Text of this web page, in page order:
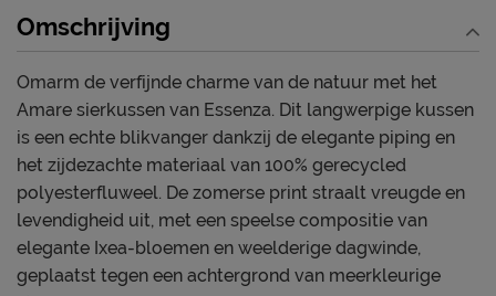
Omschrijving
Omarm de verfijnde charme van de natuur met het
Amare sierkussen van Essenza. Dit langwerpige kussen
is een echte blikvanger dankzij de elegante piping en
het zijdezachte materiaal van 100% gerecycled
polyesterfluweel. De zomerse print straalt vreugde en
levendigheid uit, met een speelse compositie van
elegante Ixea-bloemen en weelderige dagwinde,
geplaatst tegen een achtergrond van meerkleurige